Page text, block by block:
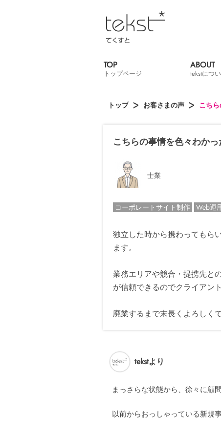
TOP
トップページ
ABOUT
tekstにつ
トップ お客さまの声 こち
こちらの事情を色々わか
士業
コーポレートサイト制作 Web運
独立した時から携わってもら
ます。
業務エリアや競合・提携先と
が信頼できるのでクライアン
廃業するまで末長くよろしく
tekstより
まっさらな状態から、徐々に顧
以前からおっしゃっている新規